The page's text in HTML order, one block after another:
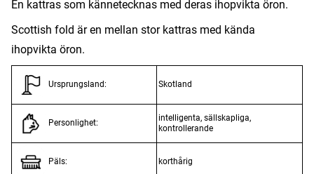
En kattras som kännetecknas med deras ihopvikta öron.
Scottish fold är en mellan stor kattras med kända
ihopvikta öron.
Ursprungsland: Skotland
Personlighet:
intelligenta, sällskapliga,
kontrollerande
Päls: korthårig